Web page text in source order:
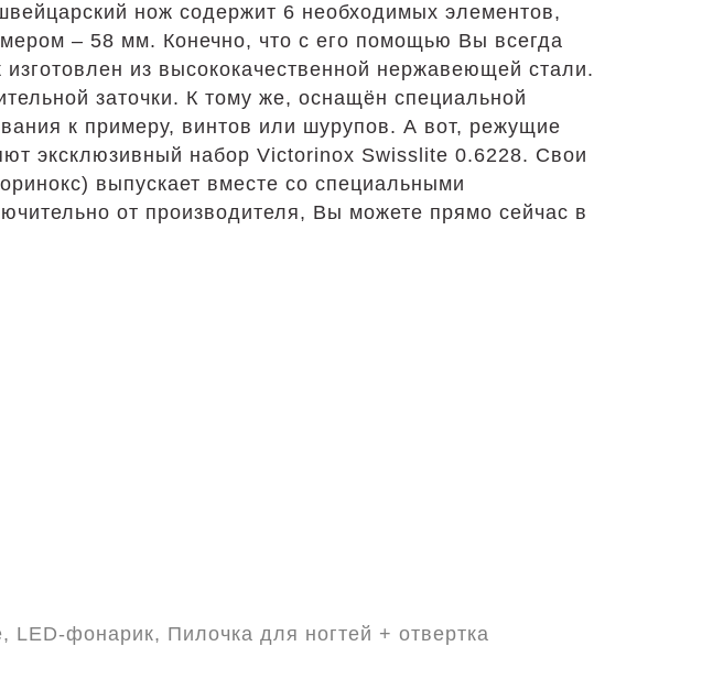
нож содержит 6 необходимых элементов,
– 58 мм. Конечно, что с его помощью Вы всегда
из высококачественной нержавеющей стали.
заточки. К тому же, оснащён специальной
к примеру, винтов или шурупов. А вот, режущие
эксклюзивный набор Victorinox Swisslite 0.6228. Свои
выпускает вместе со специальными
от производителя, Вы можете прямо сейчас в
фонарик, Пилочка для ногтей + отвертка